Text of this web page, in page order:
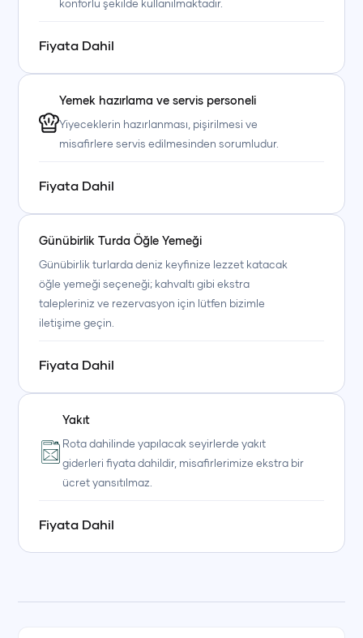
+90 (850) 242 50 50
+90 (850) 242 50 50
konforlu şekilde kullanılmaktadır.
Fiyata Dahil
Yemek hazırlama ve servis personeli
Yiyeceklerin hazırlanması, pişirilmesi ve
misafirlere servis edilmesinden sorumludur.
Fiyata Dahil
Günübirlik Turda Öğle Yemeği
Günübirlik turlarda deniz keyfinize lezzet katacak
öğle yemeği seçeneği; kahvaltı gibi ekstra
talepleriniz ve rezervasyon için lütfen bizimle
iletişime geçin.
Fiyata Dahil
Yakıt
Rota dahilinde yapılacak seyirlerde yakıt
giderleri fiyata dahildir, misafirlerimize ekstra bir
ücret yansıtılmaz.
Fiyata Dahil
+90 (850) 242 50 50